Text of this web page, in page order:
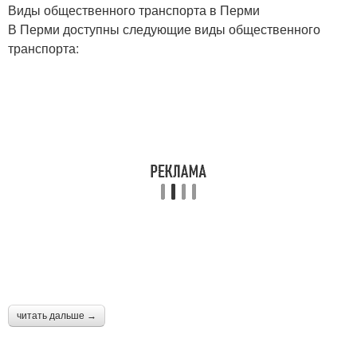
Виды общественного транспорта в Перми
В Перми доступны следующие виды общественного
транспорта:
читать дальше →